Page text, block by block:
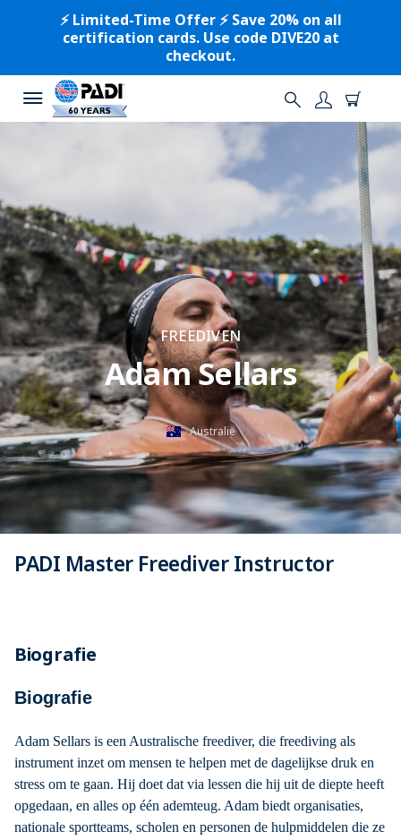
⚡️ Limited-Time Offer ⚡️ Save 20% on all
certification cards. Use code DIVE20 at
checkout.
FREEDIVEN
Adam Sellars
Australië
PADI Master Freediver Instructor
Biografie
Biografie
Adam Sellars is een Australische freediver, die freediving als
instrument inzet om mensen te helpen met de dagelijkse druk en
stress om te gaan. Hij doet dat via lessen die hij uit de diepte heeft
opgedaan, en alles op één ademteug. Adam biedt organisaties,
nationale sportteams, scholen en personen de hulpmiddelen die ze